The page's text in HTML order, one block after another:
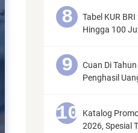
Tabel KUR
Hingga 100
Cuan Di
Penghasil
Katalog
2026, Spesial